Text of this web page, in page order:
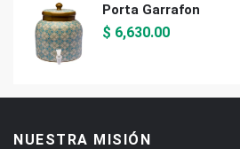
Porta Garrafon
$ 6,630.00
NUESTRA MISIÓN